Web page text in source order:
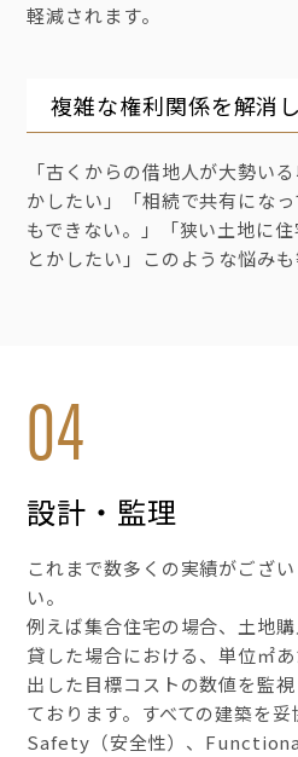
軽減されます。
複雑な権利関係を解消
「古くからの借地人が大勢い
かしたい」「相続で共有にな
もできない。」「狭い土地に
とかしたい」このような悩み
04
設計・監理
これまで数多くの実績がござ
い。
例えば集合住宅の場合、土地
貸した場合における、単位㎡
出した目標コストの数値を監
ております。すべての建築を妥
Safety（安全性）、